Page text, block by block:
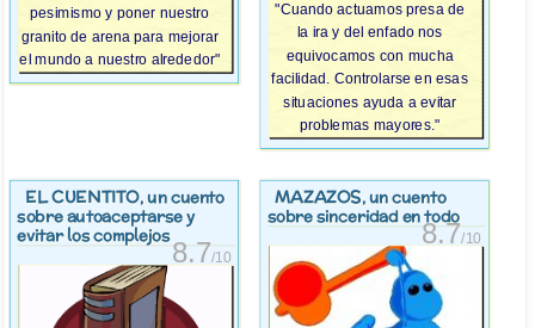
pesimismo y poner nuestro
granito de arena para mejorar
el mundo a nuestro alrededor"
"Cuando actuamos presa de
la ira y del enfado nos
equivocamos con mucha
facilidad. Controlarse en esas
situaciones ayuda a evitar
problemas mayores."
EL CUENTITO, un cuento
sobre autoaceptarse y
evitar los complejos
8.7/10
MAZAZOS, un cuento
sobre sinceridad en todo
8.7/10